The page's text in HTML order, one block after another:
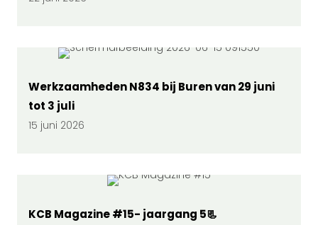
Werkzaamheden N834 bij Buren van 29 juni
tot 3 juli
15 juni 2026
KCB Magazine #15- jaargang 5📃